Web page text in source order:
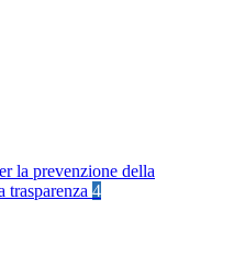
la prevenzione della
trasparenza 4